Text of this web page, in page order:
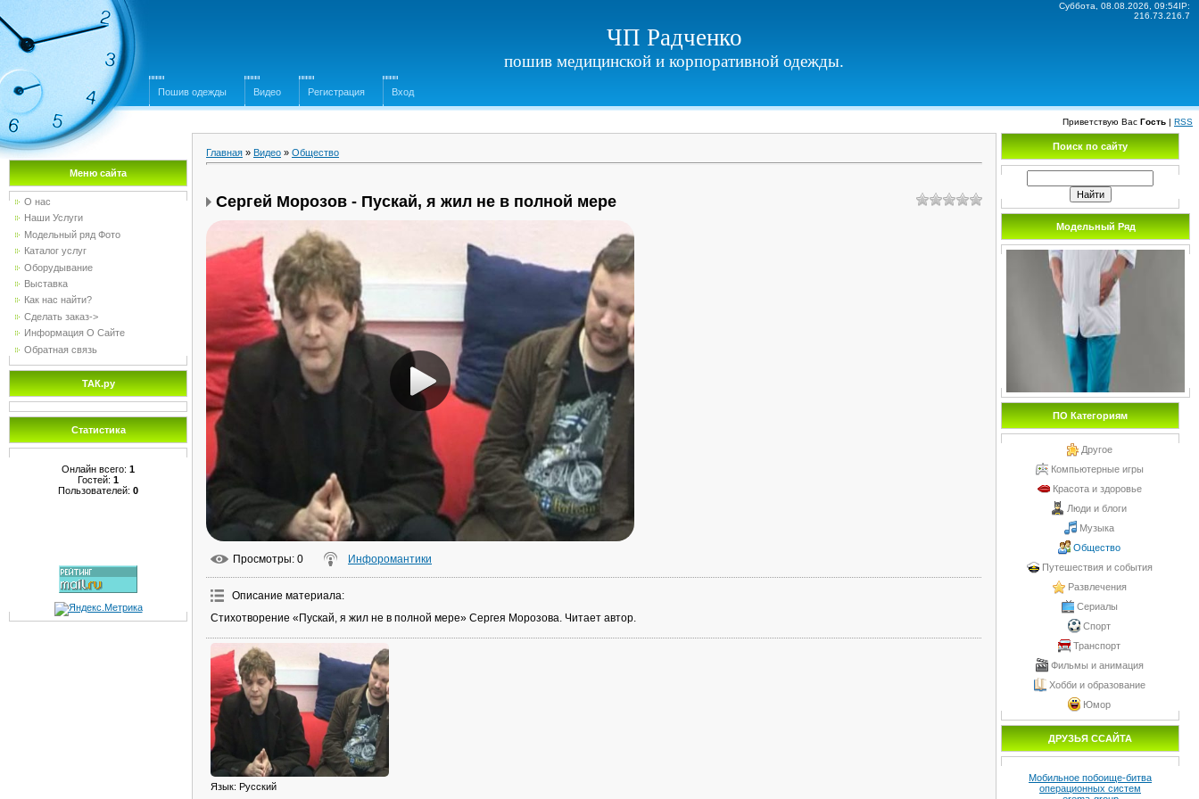
Суббота, 08.08.2026, 09:54IP:
216.73.216.7
ЧП Радченко
пошив медицинской и корпоративной одежды.
Пошив одежды Видео Регистрация Вход
Приветствую Вас Гость | RSS
Меню сайта
О нас
Наши Услуги
Модельный ряд Фото
Каталог услуг
Оборудывание
Выставка
Как нас найти?
Сделать заказ->
Информация О Сайте
Обратная связь
ТАК.ру
Статистика
Онлайн всего: 1
Гостей: 1
Пользователей: 0
Главная » Видео » Общество
Сергей Морозов - Пускай, я жил не в полной мере
Просмотры: 0 Инфоромантики
Описание материала:
Стихотворение «Пускай, я жил не в полной мере» Сергея Морозова. Читает автор.
Язык: Русский
Поиск по сайту
Модельный Ряд
ПО Категориям
Другое
Компьютерные игры
Красота и здоровье
Люди и блоги
Музыка
Общество
Путешествия и события
Развлечения
Сериалы
Спорт
Транспорт
Фильмы и анимация
Хобби и образование
Юмор
ДРУЗЬЯ ССАЙТА
Мобильное побоище-битва
операционных систем